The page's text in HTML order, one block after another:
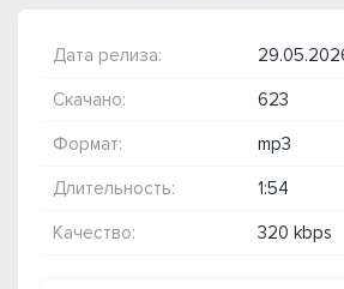
Дата релиза:
Скачано: 623
Формат: mp3
Длительность: 1:54
Качество: 320 kbps